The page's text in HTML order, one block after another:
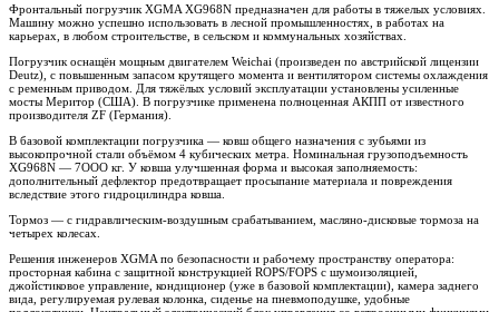
Фронтальный погрузчик XGMA XG968N предназначен для работы в тяжелых условиях.
Машину можно успешно использовать в лесной промышленностях, в работах на
карьерах, в любом строительстве, в сельском и коммунальных хозяйствах.
Погрузчик оснащён мощным двигателем Weichai (произведен по австрийской лицензии
Deutz), с повышенным запасом крутящего момента и вентилятором системы охлаждения
с ременным приводом. Для тяжёлых условий эксплуатации установлены усиленные
мосты Меритор (США). В погрузчике применена полноценная АКПП от известного
производителя ZF (Германия).
В базовой комплектации погрузчика — ковш общего назначения с зубьями из
высокопрочной стали объёмом 4 кубических метра. Номинальная грузоподъемность
XG968N — 7ООО кг. У ковша улучшенная форма и высокая заполняемость:
дополнительный дефлектор предотвращает просыпание материала и повреждения
вследствие этого гидроцилиндра ковша.
Тормоз — с гидравлическим-воздушным срабатыванием, масляно-дисковые тормоза на
четырех колесах.
Решения инженеров XGMA по безопасности и рабочему пространству оператора:
просторная кабина с защитной конструкцией ROPS/FOPS с шумоизоляцией,
джойстиковое управление, кондиционер (уже в базовой комплектации), камера заднего
вида, регулируемая рулевая колонка, сиденье на пневмоподушке, удобные